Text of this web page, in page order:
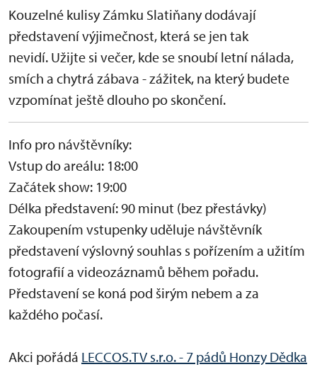
Kouzelné kulisy Zámku Slatiňany dodávají
představení výjimečnost, která se jen tak
nevidí. Užijte si večer, kde se snoubí letní nálada,
smích a chytrá zábava - zážitek, na který budete
vzpomínat ještě dlouho po skončení.
Info pro návštěvníky:
Vstup do areálu: 18:00
Začátek show: 19:00
Délka představení: 90 minut (bez přestávky)
Zakoupením vstupenky uděluje návštěvník
představení výslovný souhlas s pořízením a užitím
fotografií a videozáznamů během pořadu.
Představení se koná pod širým nebem a za
každého počasí.
Akci pořádá LECCOS.TV s.r.o. - 7 pádů Honzy Dědka